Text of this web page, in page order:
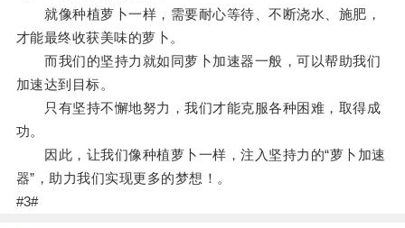
就像种植萝卜一样，需要耐心等待、不断浇水、施肥，
才能最终收获美味的萝卜。
而我们的坚持力就如同萝卜加速器一般，可以帮助我们
加速达到目标。
只有坚持不懈地努力，我们才能克服各种困难，取得成
功。
因此，让我们像种植萝卜一样，注入坚持力的“萝卜加速
器”，助力我们实现更多的梦想！。
#3#